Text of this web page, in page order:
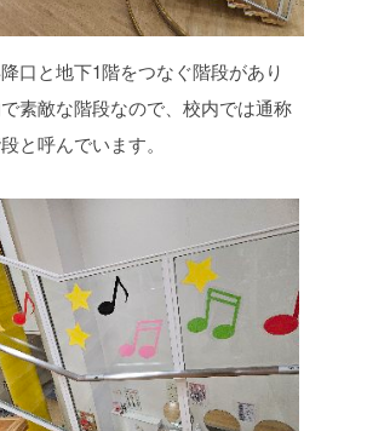
口と地下1階をつなぐ階段があり
素敵な階段なので、校内では通称
と呼んでいます。